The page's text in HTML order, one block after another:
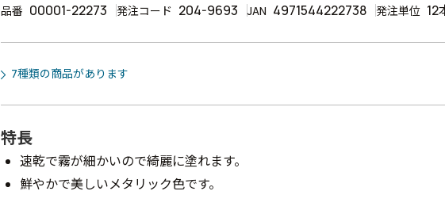
品番 00001-22273 発注コード 204-9693 JAN 4971544222738 発注単位 12
7種類の商品があります
特長
速乾で霧が細かいので綺麗に塗れます。
鮮やかで美しいメタリック色です。